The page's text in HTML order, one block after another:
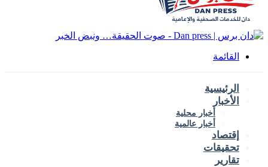
أخبار محلية
أخبار عالمية